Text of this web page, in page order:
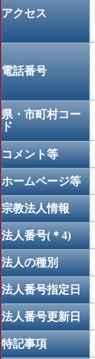
アクセス
電話番号
県・市町村コー
ド
コメント等
ホームページ等
宗教法人情報
法人番号(＊4)
法人の種別
法人番号指定日
法人番号更新日
特記事項